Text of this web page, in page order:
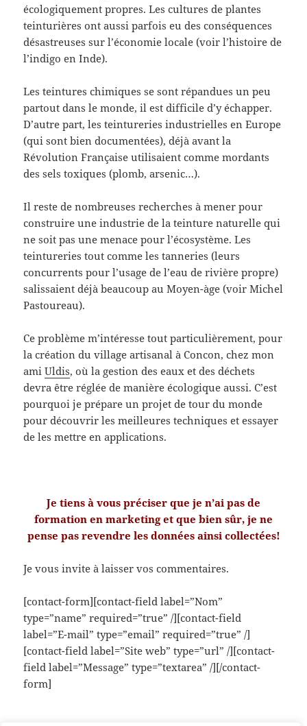
écologiquement propres. Les cultures de plantes
teinturières ont aussi parfois eu des conséquences
désastreuses sur l’économie locale (voir l’histoire de
l’indigo en Inde).
Les teintures chimiques se sont répandues un peu
partout dans le monde, il est difficile d’y échapper.
D’autre part, les teintureries industrielles en Europe
(qui sont bien documentées), déjà avant la
Révolution Française utilisaient comme mordants
des sels toxiques (plomb, arsenic…).
Il reste de nombreuses recherches à mener pour
construire une industrie de la teinture naturelle qui
ne soit pas une menace pour l’écosystème. Les
teintureries tout comme les tanneries (leurs
concurrents pour l’usage de l’eau de rivière propre)
salissaient déjà beaucoup au Moyen-àge (voir Michel
Pastoureau).
Ce problème m’intéresse tout particulièrement, pour
la création du village artisanal à Concon, chez mon
amiUldis, où la gestion des eaux et des déchets
devra être réglée de manière écologique aussi. C’est
pourquoi je prépare un projet de tour du monde
pour découvrir les meilleures techniques et essayer
de les mettre en applications.
Je tiens à vous préciser que je n’ai pas de
formation en marketing et que bien sûr, je ne
pense pas revendre les données ainsi collectées!
Je vous invite à laisser vos commentaires.
[contact-form][contact-field label=”Nom”
type=”name” required=”true” /][contact-field
label=”E-mail” type=”email” required=”true” /]
[contact-field label=”Site web” type=”url” /][contact-
field label=”Message” type=”textarea” /][/contact-
form]